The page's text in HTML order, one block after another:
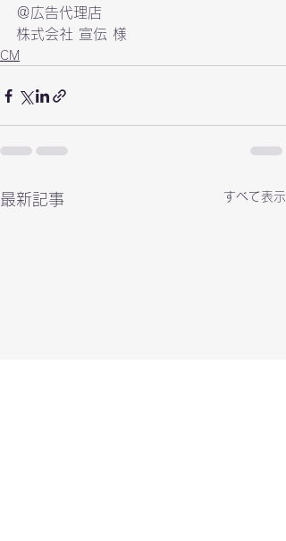
株式会社 宣伝 様
CM
最新記事 すべて表示